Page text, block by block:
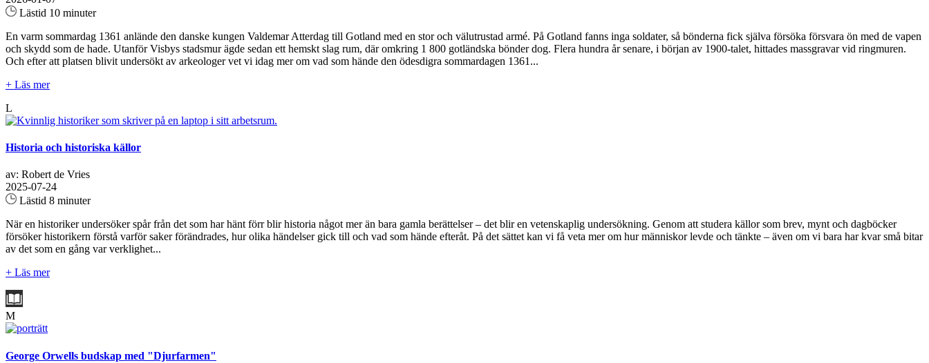
Lästid 10 minuter
En varm sommardag 1361 anlände den danske kungen Valdemar Atterdag till Gotland med en stor och välutrustad armé. På Gotland fanns inga soldater, så bönderna fick själva försöka försvara ön med de vapen
och skydd som de hade. Utanför Visbys stadsmur ägde sedan ett hemskt slag rum, där omkring 1 800 gotländska bönder dog. Flera hundra år senare, i början av 1900-talet, hittades massgravar vid ringmuren.
Och efter att platsen blivit undersökt av arkeologer vet vi idag mer om vad som hände den ödesdigra sommardagen 1361...
+ Läs mer
L
Historia och historiska källor
av: Robert de Vries
2025-07-24
Lästid 8 minuter
När en historiker undersöker spår från det som har hänt förr blir historia något mer än bara gamla berättelser – det blir en vetenskaplig undersökning. Genom att studera källor som brev, mynt och dagböcker
försöker historikern förstå varför saker förändrades, hur olika händelser gick till och vad som hände efteråt. På det sättet kan vi få veta mer om hur människor levde och tänkte – även om vi bara har kvar små bitar
av det som en gång var verklighet...
+ Läs mer
M
George Orwells budskap med "Djurfarmen"